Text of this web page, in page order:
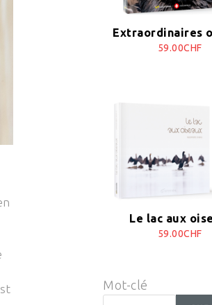
Extraordinaires
59.00CHF
Le lac aux
59.00CHF
Mot-clé